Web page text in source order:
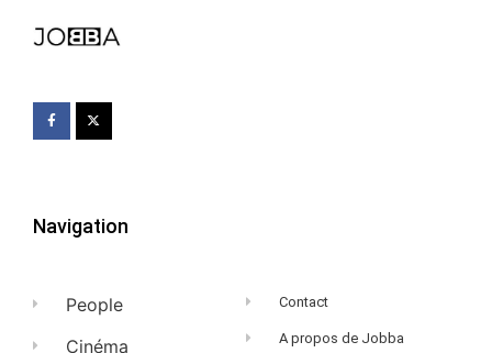
Navigation
People
Cinéma
Contact
A propos de Jobba